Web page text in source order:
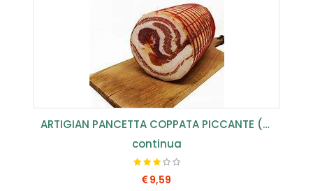
ARTIGIAN PANCETTA COPPATA PICCANTE (CONF.1 KG) ...
continua
9,59